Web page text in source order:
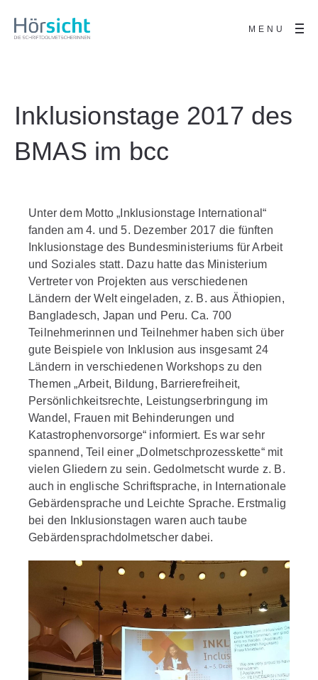
MENU
Inklusionstage 2017 des
BMAS im bcc
Unter dem Motto „Inklusionstage International“
fanden am 4. und 5. Dezember 2017 die fünften
Inklusionstage des Bundesministeriums für Arbeit
und Soziales statt. Dazu hatte das Ministerium
Vertreter von Projekten aus verschiedenen
Ländern der Welt eingeladen, z. B. aus Äthiopien,
Bangladesch, Japan und Peru. Ca. 700
Teilnehmerinnen und Teilnehmer haben sich über
gute Beispiele von Inklusion aus insgesamt 24
Ländern in verschiedenen Workshops zu den
Themen „Arbeit, Bildung, Barrierefreiheit,
Persönlichkeitsrechte, Leistungserbringung im
Wandel, Frauen mit Behinderungen und
Katastrophenvorsorge“ informiert. Es war sehr
spannend, Teil einer „Dolmetschprozesskette“ mit
vielen Gliedern zu sein. Gedolmetscht wurde z. B.
auch in englische Schriftsprache, in Internationale
Gebärdensprache und Leichte Sprache. Erstmalig
bei den Inklusionstagen waren auch taube
Gebärdensprachdolmetscher dabei.